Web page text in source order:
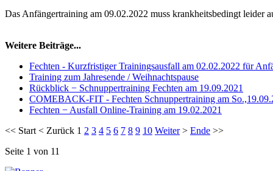
Das Anfängertraining am 09.02.2022 muss krankheitsbedingt leider
Weitere Beiträge...
Fechten - Kurzfristiger Trainingsausfall am 02.02.2022 für
Training zum Jahresende / Weihnachtspause
Rückblick − Schnuppertraining Fechten am 19.09.2021
COMEBACK-FIT - Fechten Schnuppertraining am
Fechten − Ausfall Online-Training am 19.02.2021
<< Start < Zurück 1 2 3 4 5 6 7 8 9 10 Weiter> Ende >>
Seite 1 von 11